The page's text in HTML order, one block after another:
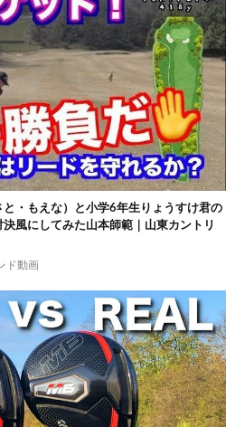
・もえな）と小学6年生りょうすけ君の
風にしてみた山本師範｜山東カントリ
ド動画